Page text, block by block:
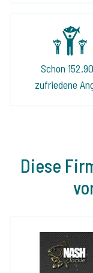
Schon
zufriedene
Diese